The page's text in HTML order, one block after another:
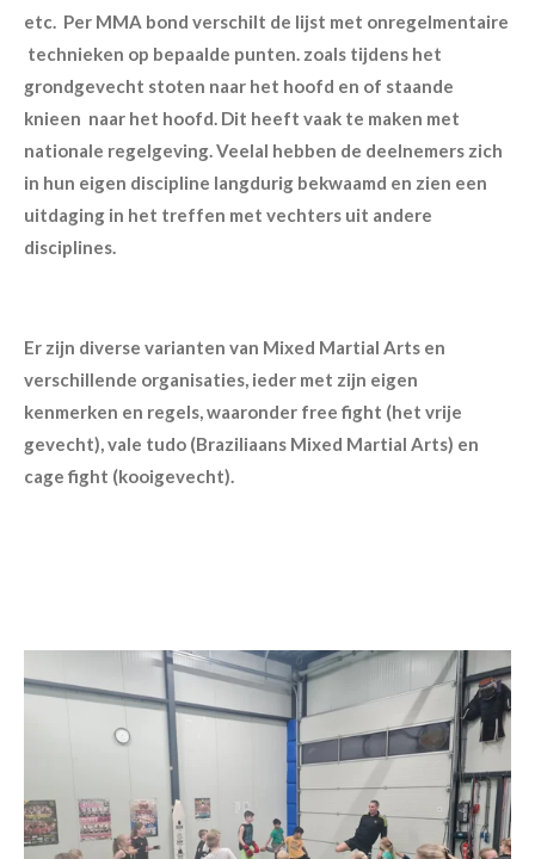
etc. Per MMA bond verschilt de lijst met onregelmentaire
technieken op bepaalde punten. zoals tijdens het
grondgevecht stoten naar het hoofd en of staande
knieen naar het hoofd. Dit heeft vaak te maken met
nationale regelgeving. Veelal hebben de deelnemers zich
in hun eigen discipline langdurig bekwaamd en zien een
uitdaging in het treffen met vechters uit andere
disciplines.
Er zijn diverse varianten van Mixed Martial Arts en
verschillende organisaties, ieder met zijn eigen
kenmerken en regels, waaronder free fight (het vrije
gevecht), vale tudo (Braziliaans Mixed Martial Arts) en
cage fight (kooigevecht).